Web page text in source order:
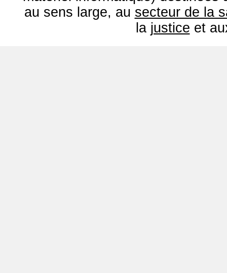
au sens large, au secteur de la
la justice et